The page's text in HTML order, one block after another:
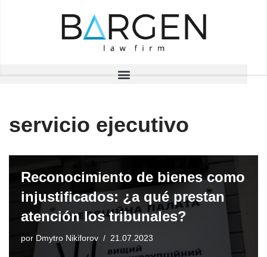
servicio ejecutivo
Reconocimiento de bienes como
injustificados: ¿a qué prestan
atención los tribunales?
por Dmytro Nikiforov 21.07.2023